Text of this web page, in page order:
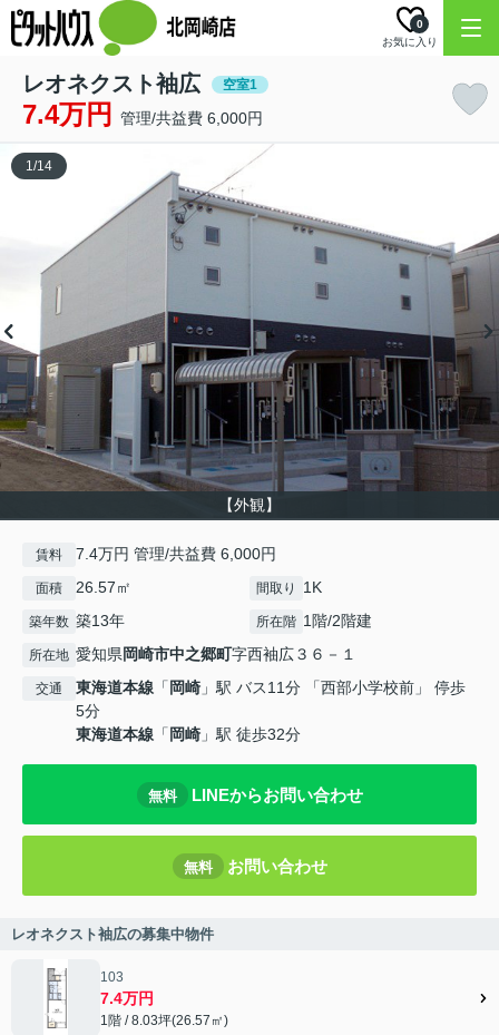
お気に入り
0
レオネクスト袖広 空室1
7.4万円 管理/共益費 6,000円
【外観】
1/14
賃料 7.4万円 管理/共益費 6,000円
面積 26.57㎡ 間取り 1K
築年数 築13年 所在階 1階/2階建
所在地 愛知県岡崎市中之郷町字西袖広３６－１
交通 東海道本線 「 岡崎 」駅 バス11分 「西部小学校前」 停歩
5分
東海道本線 「 岡崎 」駅 徒歩32分
無料 LINEからお問い合わせ
無料 お問い合わせ
レオネクスト袖広の募集中物件
103
7.4万円
1階 / 8.03坪(26.57㎡)